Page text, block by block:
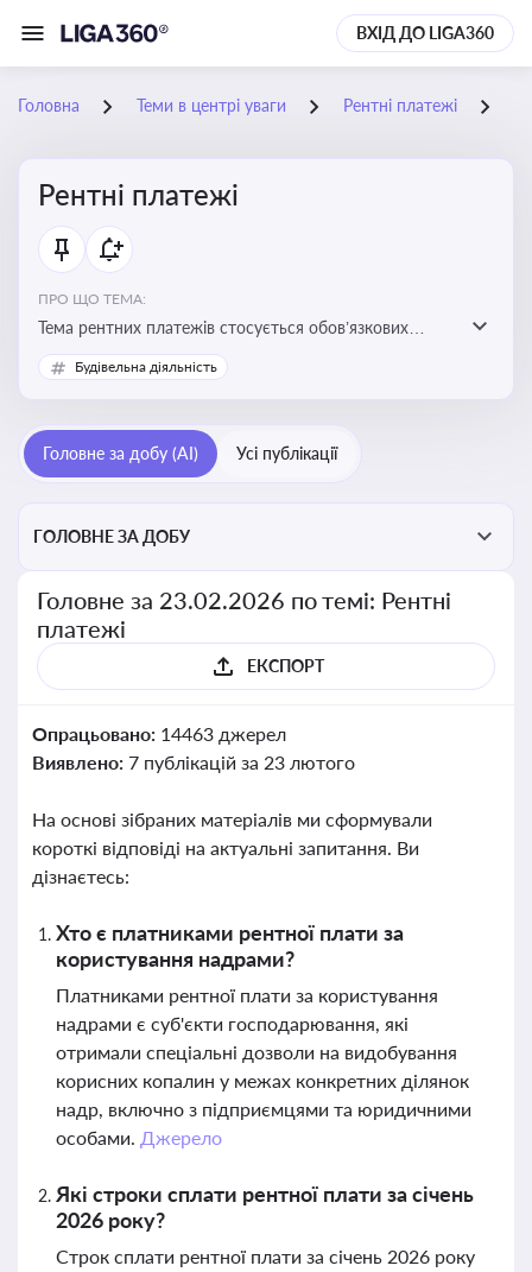
ВХІД ДО LIGA360
Головна Теми в центрі уваги Рентні платежі
Рентні платежі
ПРО ЩО ТЕМА:
Тема рентних платежів стосується обов’язкових
податкових зборів, які сплачуються за користування
природними ресурсами — надрами, водою, лісами
Будівельна діяльність
Головне за добу (AI) Усі публікації
ГОЛОВНЕ ЗА ДОБУ
Головне за 23.02.2026 по темі: Рентні
платежі
ЕКСПОРТ
Опрацьовано: 14463 джерел
Виявлено: 7 публікацій за 23 лютого
На основі зібраних матеріалів ми сформували
короткі відповіді на актуальні запитання. Ви
дізнаєтесь:
Хто є платниками рентної плати за
користування надрами?
Платниками рентної плати за користування
надрами є суб'єкти господарювання, які
отримали спеціальні дозволи на видобування
корисних копалин у межах конкретних ділянок
надр, включно з підприємцями та юридичними
особами. Джерело
Які строки сплати рентної плати за січень
2026 року?
Строк сплати рентної плати за січень 2026 року